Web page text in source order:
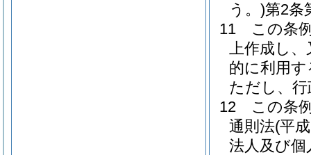
う。)第2条
11
この条
上作成し
的に利用
ただし、
12
この条
通則法(平
法人及び